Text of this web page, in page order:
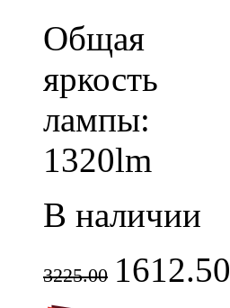
Общая
яркость
лампы:
1320lm
В наличии
3225.00 1612.50